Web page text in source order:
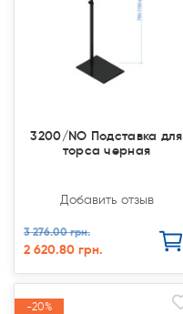
3200/NO Подставка для
торса черная
Добавить отзыв
3 276.00 грн.
2 620.80 грн.
-20%
-20%